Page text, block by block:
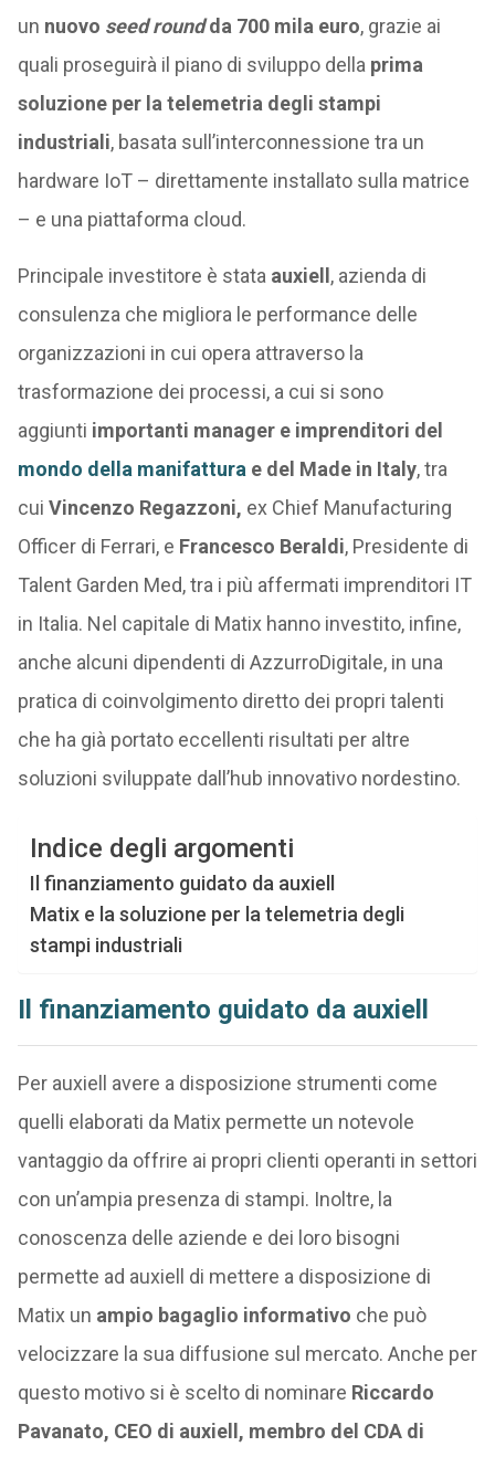
un nuovo seed roundda 700 mila euro, grazie ai
quali proseguirà il piano di sviluppo della prima
soluzione per la telemetria degli stampi
industriali, basata sull’interconnessione tra un
hardware IoT – direttamente installato sulla matrice
– e una piattaforma cloud.
Principale investitore è stata auxiell , azienda di
consulenza che migliora le performance delle
organizzazioni in cui opera attraverso la
trasformazione dei processi, a cui si sono
aggiunti importanti manager e imprenditori del
mondo della manifattura e del Made in Italy, tra
cui Vincenzo Regazzoni, ex Chief Manufacturing
Officer di Ferrari, e Francesco Beraldi, Presidente di
Talent Garden Med, tra i più affermati imprenditori IT
in Italia. Nel capitale di Matix hanno investito, infine,
anche alcuni dipendenti di AzzurroDigitale, in una
pratica di coinvolgimento diretto dei propri talenti
che ha già portato eccellenti risultati per altre
soluzioni sviluppate dall’hub innovativo nordestino.
Indice degli argomenti
Il finanziamento guidato da auxiell
Matix e la soluzione per la telemetria degli
stampi industriali
Il finanziamento guidato da auxiell
Per auxiell avere a disposizione strumenti come
quelli elaborati da Matix permette un notevole
vantaggio da offrire ai propri clienti operanti in settori
con un’ampia presenza di stampi. Inoltre, la
conoscenza delle aziende e dei loro bisogni
permette ad auxiell di mettere a disposizione di
Matix un ampio bagaglio informativo che può
velocizzare la sua diffusione sul mercato. Anche per
questo motivo si è scelto di nominare Riccardo
Pavanato, CEO di auxiell, membro del CDA di